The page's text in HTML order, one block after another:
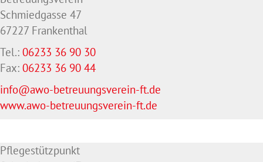
Schmiedgasse 47
67227 Frankenthal
Tel.: 06233 36 90 30
Fax: 06233 36 90 44
info@awo-betreuungsverein-ft.de
www.awo-betreuungsverein-ft.de
Pflegestützpunkt